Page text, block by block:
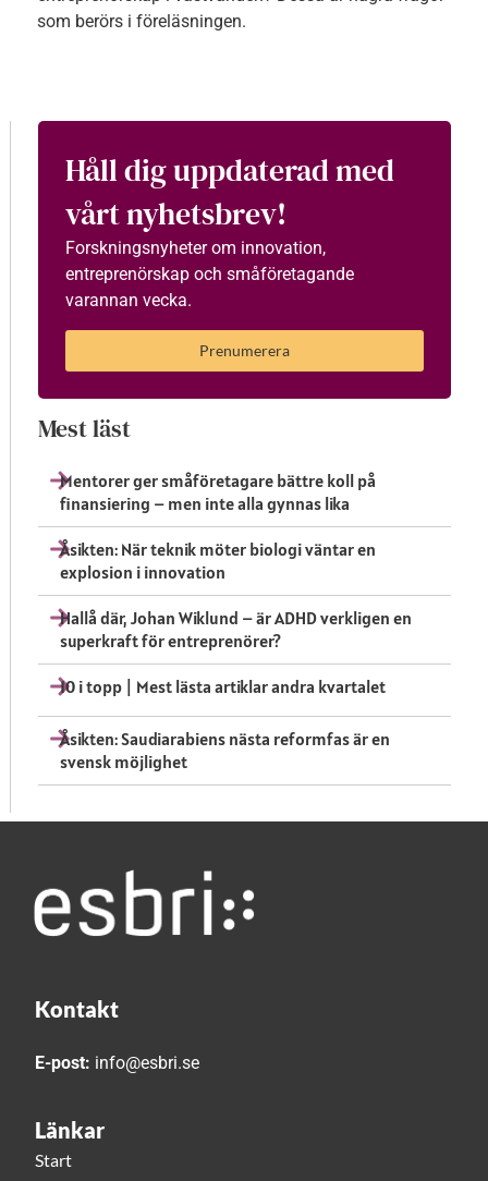
som berörs i föreläsningen.
Håll dig uppdaterad med
vårt nyhetsbrev!
Forskningsnyheter om innovation,
entreprenörskap och småföretagande
varannan vecka.
Prenumerera
Mest läst
Mentorer ger småföretagare bättre koll på
finansiering – men inte alla gynnas lika
Åsikten: När teknik möter biologi väntar en
explosion i innovation
Hallå där, Johan Wiklund – är ADHD verkligen en
superkraft för entreprenörer?
10 i topp | Mest lästa artiklar andra kvartalet
Åsikten: Saudiarabiens nästa reformfas är en
svensk möjlighet
Kontakt
E-post: info@esbri.se
Länkar
Start